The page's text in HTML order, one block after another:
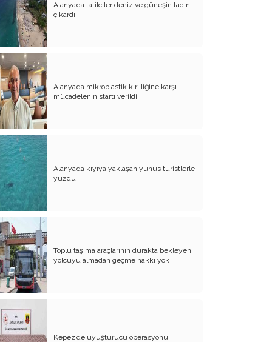
Bağrımızı Döve Döve Yine Andık
Hıdırellez’de 6 Mayıs Dileği
Zamanla Neler Nasıl Değişiyor - 3
Zamanla Neler Nasıl Değişiyor - 2
Zamanla Neler Nasıl Değişiyor - 1
Nereden Nereye 1 Mayıs
Yaşamımdaki Emel Doğramacı
Yaşamımda Emel Doğramacı
Yaşamım Tesadüfleri Sever mi?
23 Nisan'a Nasıl Geldik
Yaşanılan Bu Günlerin Tadı
Sürü Psikolojisi
Türkiye Siyasetini Anlamak
Susması Gerekenler Konuşuyorsa!..
Falına Bakılan Ülkede Yaşamak
Alanya’da tatilciler deniz ve güneşin tadını
çıkardı
Alanya’da mikroplastik kirliliğine karşı
mücadelenin startı verildi
Alanya’da kıyıya yaklaşan yunus turistlerle
yüzdü
Toplu taşıma araçlarının durakta bekleyen
yolcuyu almadan geçme hakkı yok
Kepez’de uyuşturucu operasyonu